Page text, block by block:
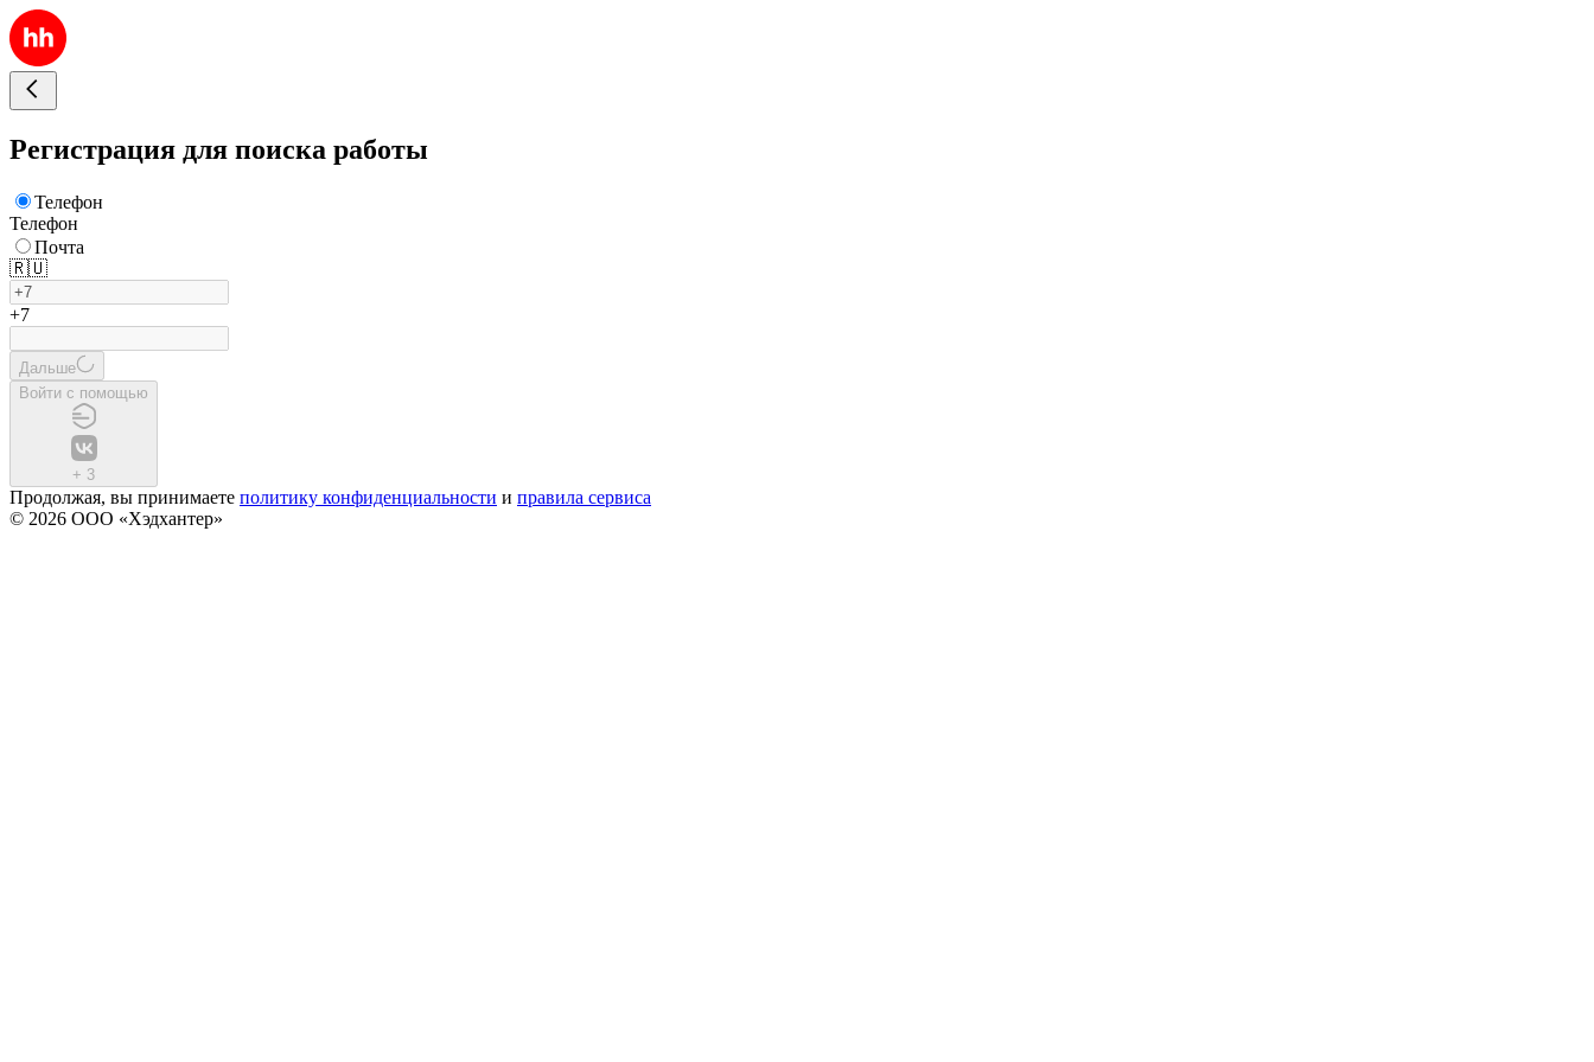
Регистрация для поиска работы
Телефон
Телефон
Почта
🇷🇺
+7
Дальше
Войти с помощью
+ 3
Продолжая, вы принимаете политику конфиденциальности и правила сервиса
© 2026 ООО «Хэдхантер»